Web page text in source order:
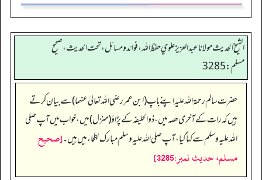
الشيخ الحديث مولانا عبدالعزيز علوي حفظ الله، فوائد و مسائل، تحت الحديث ، صحيح
مسلم: 3285
حضرت سالم رحمۃ اللہ علیہ اپنے باپ (ابن عمر رضی اللہ تعالیٰ عنہما) سے بیان کرتے
ہیں کہ رات کے آخری حصہ میں، ذوالحلیفہ کے پڑاؤ (منزل) میں، خواب میں آپ صلی
اللہ علیہ وسلم سے کہا گیا، آپ صلی اللہ علیہ وسلم مبارک بطحاء میں ہیں۔[صحيح
مسلم، حديث نمبر:3285]